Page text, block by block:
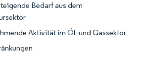
Bedarf aus dem
Aktivität im Öl- und Gassektor